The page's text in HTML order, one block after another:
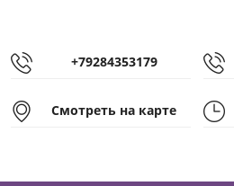
+79284353179
Смотреть на карте